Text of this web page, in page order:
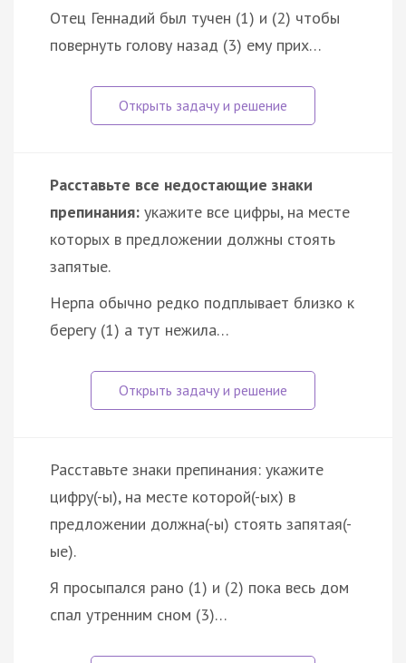
Отец Геннадий был тучен (1) и (2) чтобы
повернуть голову назад (3) ему прих…
Расставьте все недостающие знаки
препинания: укажите все цифры, на месте
которых в предложении должны стоять
запятые.
Нерпа обычно редко подплывает близко к
берегу (1) а тут нежила…
Расставьте знаки препинания: укажите
цифру(-ы), на месте которой(-ых) в
предложении должна(-ы) стоять запятая(-
ые).
Я просыпался рано (1) и (2) пока весь дом
спал утренним сном (3)…